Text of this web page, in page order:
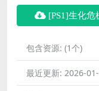
[PS1]生化危
包含资源: (1个)
最近更新: 2026-